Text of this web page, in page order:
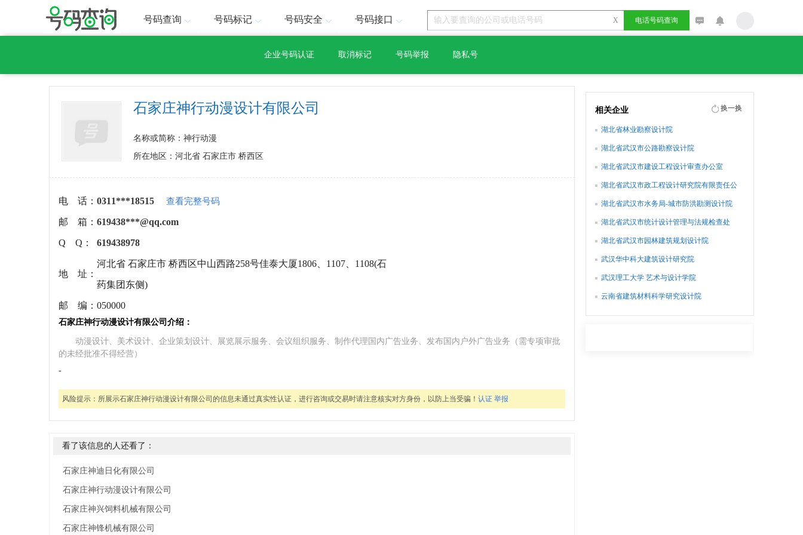
号码查询 号码标记 号码安全 号码接口 X 电话号码查询
企业号码认证 取消标记 号码举报 隐私号
石家庄神行动漫设计有限公司
名称或简称：神行动漫
所在地区：河北省 石家庄市 桥西区
电 话： 0311***18515 查看完整号码
邮 箱： 619438***@qq.com
Q Q： 619438978
地 址：
河北省 石家庄市 桥西区中山西路258号佳泰大厦1806、1107、1108(石
药集团东侧)
邮 编： 050000
石家庄神行动漫设计有限公司介绍：
动漫设计、美术设计、企业策划设计、展览展示服务、会议组织服务、制作代理国内广告业务、发布国内户外广告业务（需专项审批
的未经批准不得经营）
-
风险提示： 所展示石家庄神行动漫设计有限公司的信息未通过真实性认证，进行咨询或交易时请注意核实对方身份，以防上当受骗！ 认证 举报
看了该信息的人还看了：
石家庄神迪日化有限公司
石家庄神行动漫设计有限公司
石家庄神兴饲料机械有限公司
石家庄神锋机械有限公司
相关企业 换一换
湖北省林业勘察设计院
湖北省武汉市公路勘察设计院
湖北省武汉市建设工程设计审查办公室
湖北省武汉市政工程设计研究院有限责任公
湖北省武汉市水务局-城市防洪勘测设计院
湖北省武汉市统计设计管理与法规检查处
湖北省武汉市园林建筑规划设计院
武汉华中科大建筑设计研究院
武汉理工大学 艺术与设计学院
云南省建筑材料科学研究设计院